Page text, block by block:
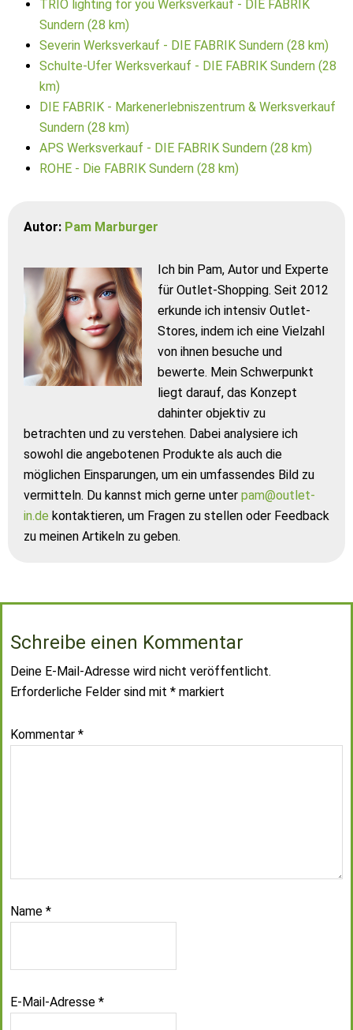
TRIO lighting for you Werksverkauf - DIE FABRIK
Sundern (28 km)
Severin Werksverkauf - DIE FABRIK Sundern (28 km)
Schulte-Ufer Werksverkauf - DIE FABRIK Sundern (28
km)
DIE FABRIK - Markenerlebniszentrum & Werksverkauf
Sundern (28 km)
APS Werksverkauf - DIE FABRIK Sundern (28 km)
ROHE - Die FABRIK Sundern (28 km)
Autor: Pam Marburger
Ich bin Pam, Autor und Experte
für Outlet-Shopping. Seit 2012
erkunde ich intensiv Outlet-
Stores, indem ich eine Vielzahl
von ihnen besuche und
bewerte. Mein Schwerpunkt
liegt darauf, das Konzept
dahinter objektiv zu
betrachten und zu verstehen. Dabei analysiere ich
sowohl die angebotenen Produkte als auch die
möglichen Einsparungen, um ein umfassendes Bild zu
vermitteln. Du kannst mich gerne unter pam@outlet-
in.de kontaktieren, um Fragen zu stellen oder Feedback
zu meinen Artikeln zu geben.
Schreibe einen Kommentar
Deine E-Mail-Adresse wird nicht veröffentlicht.
Erforderliche Felder sind mit * markiert
Kommentar *
Name *
E-Mail-Adresse *